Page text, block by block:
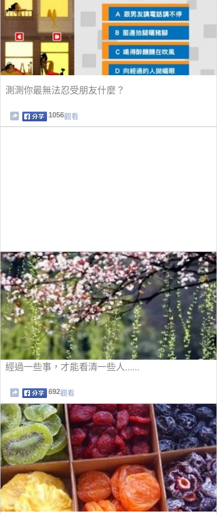
測測你最無法忍受朋友什麼？
1056觀看
經過一些事，才能看清一些人......
692觀看